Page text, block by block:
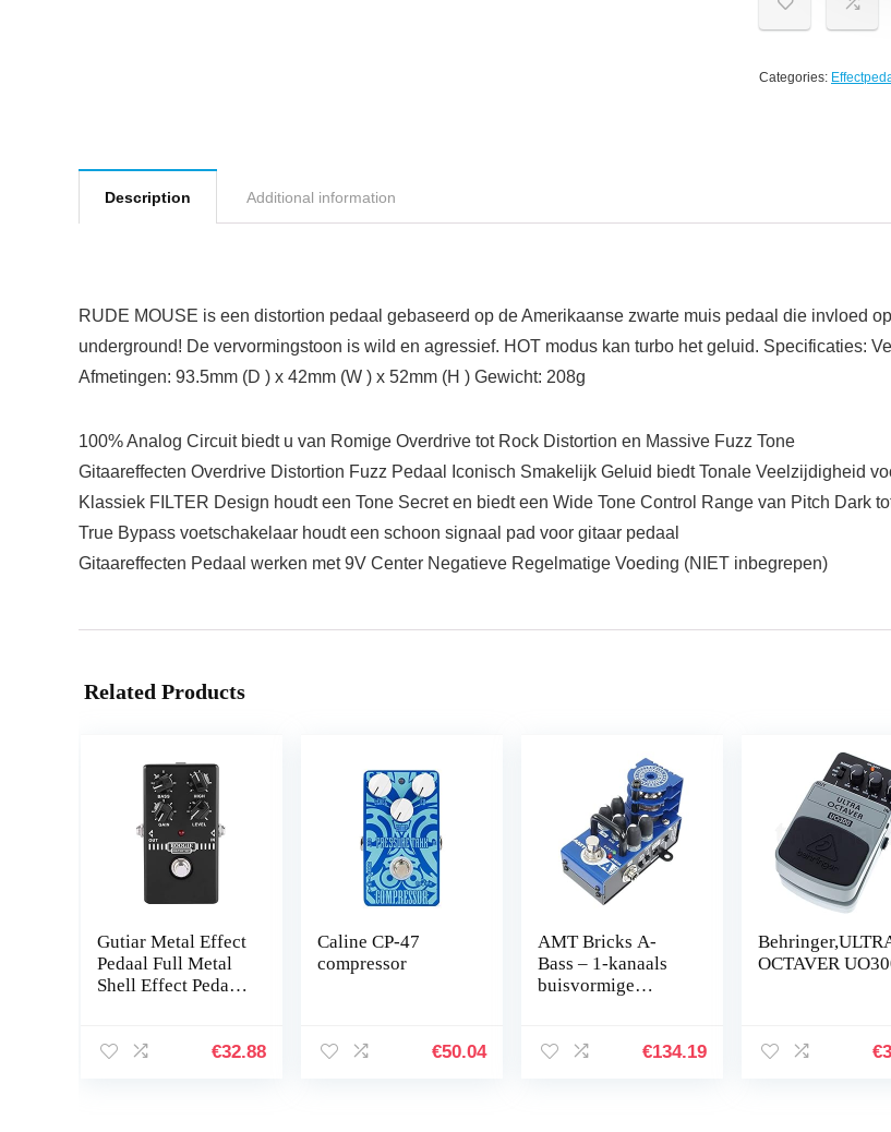
Categories:
Description Additional information
RUDE MOUSE is een distortion pedaal gebaseerd op de Amerikaanse zwarte muis pedaal die invloed
underground! De vervormingstoon is wild en agressief. HOT modus kan turbo het geluid. Specificaties:
Afmetingen: 93.5mm (D ) x 42mm (W ) x 52mm (H ) Gewicht: 208g
100% Analog Circuit biedt u van Romige Overdrive tot Rock Distortion en Massive Fuzz Tone
Gitaareffecten Overdrive Distortion Fuzz Pedaal Iconisch Smakelijk Geluid biedt Tonale Veelzijdigheid
Klassiek FILTER Design houdt een Tone Secret en biedt een Wide Tone Control Range van Pitch Dark
True Bypass voetschakelaar houdt een schoon signaal pad voor gitaar pedaal
Gitaareffecten Pedaal werken met 9V Center Negatieve Regelmatige Voeding (NIET inbegrepen)
Related Products
Gutiar Metal Effect
Pedaal Full Metal
Shell Effect Pedaal
Bypass Schakelaar
€32.88
Caline CP-47
compressor
€50.04
AMT Bricks A-
Bass – 1-kanaals
buisvormige
(Alembic emulate)
€134.19
OCTAVER
€